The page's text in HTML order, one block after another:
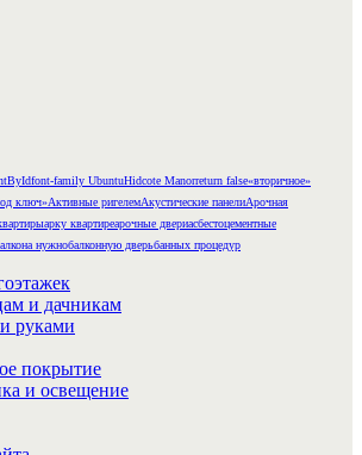
font-family UbuntuHidcote Manorreturn false«вторичное»
ключ»Активные ригелемАкустические панелиАрочная
арку квартиреарочные двериасбестоцементные
нужнобалконную дверьбанных процедур
и дачникам
руками
покрытие
и освещение